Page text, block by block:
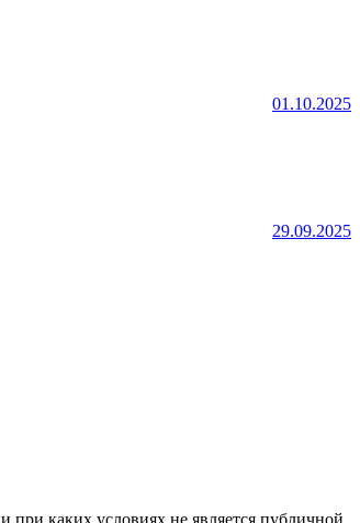
01.10.2025
29.09.2025
каких условиях не является публичной